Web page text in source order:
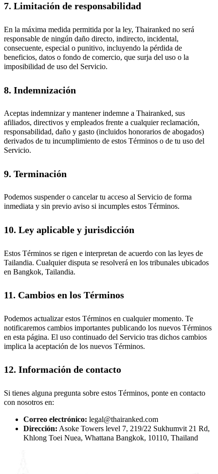
7. Limitación de responsabilidad
En la máxima medida permitida por la ley, Thairanked no será
responsable de ningún daño directo, indirecto, incidental,
consecuente, especial o punitivo, incluyendo la pérdida de
beneficios, datos o fondo de comercio, que surja del uso o la
imposibilidad de uso del Servicio.
8. Indemnización
Aceptas indemnizar y mantener indemne a Thairanked, sus
afiliados, directivos y empleados frente a cualquier reclamación,
responsabilidad, daño y gasto (incluidos honorarios de abogados)
derivados de tu incumplimiento de estos Términos o de tu uso del
Servicio.
9. Terminación
Podemos suspender o cancelar tu acceso al Servicio de forma
inmediata y sin previo aviso si incumples estos Términos.
10. Ley aplicable y jurisdicción
Estos Términos se rigen e interpretan de acuerdo con las leyes de
Tailandia. Cualquier disputa se resolverá en los tribunales ubicados
en Bangkok, Tailandia.
11. Cambios en los Términos
Podemos actualizar estos Términos en cualquier momento. Te
notificaremos cambios importantes publicando los nuevos Términos
en esta página. El uso continuado del Servicio tras dichos cambios
implica la aceptación de los nuevos Términos.
12. Información de contacto
Si tienes alguna pregunta sobre estos Términos, ponte en contacto
con nosotros en:
Correo electrónico: legal@thairanked.com
Dirección: Asoke Towers level 7, 219/22 Sukhumvit 21 Rd,
Khlong Toei Nuea, Whattana Bangkok, 10110, Thailand